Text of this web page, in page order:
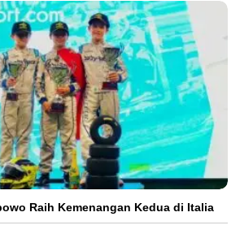
Raih Kemenangan Kedua di Italia